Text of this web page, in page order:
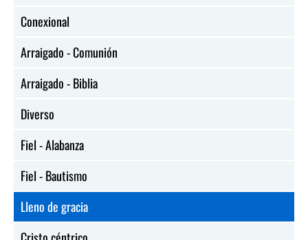
Conexional
Arraigado - Comunión
Arraigado - Biblia
Diverso
Fiel - Alabanza
Fiel - Bautismo
Lleno de gracia